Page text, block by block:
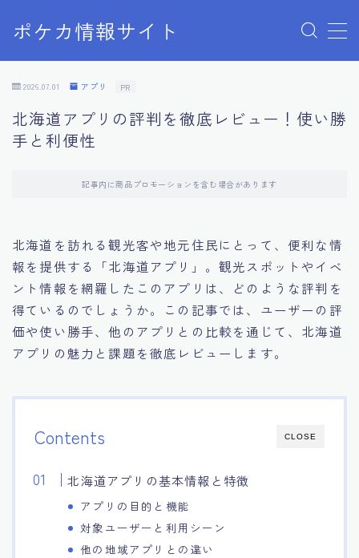
ポケカ情報サイト
MENU
Home
プライバシーポリシー
利用規約
2026.07.01 アプリ PR
北海道アプリの評判を徹底レビュー！使い勝
手と利便性
記事内に商品プロモーションを含む場合があります
北海道を訪れる観光客や地元住民にとって、便利な情
報を提供する「北海道アプリ」。観光スポットやイベ
ント情報を網羅したこのアプリは、どのような評判を
得ているのでしょうか。この記事では、ユーザーの評
価や使い勝手、他のアプリとの比較を通じて、北海道
アプリの魅力と課題を徹底レビューします。
CLOSE
Contents
北海道アプリの基本情報と特徴
アプリの目的と機能
対象ユーザーと利用シーン
他の地域アプリとの違い